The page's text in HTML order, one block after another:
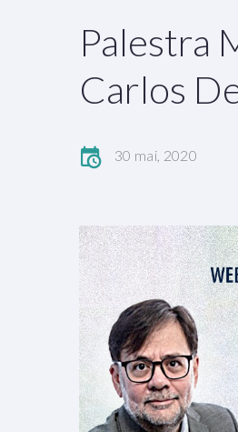
Palestra
Carlos
30 mai, 2020